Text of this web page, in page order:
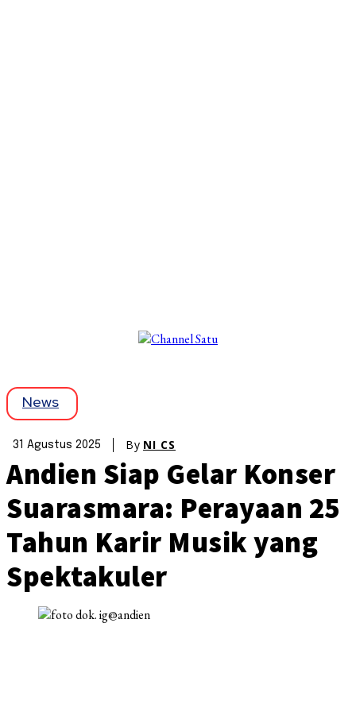
News
31 Agustus 2025 By NI CS
Andien Siap Gelar Konser
Suarasmara: Perayaan 25
Tahun Karir Musik yang
Spektakuler